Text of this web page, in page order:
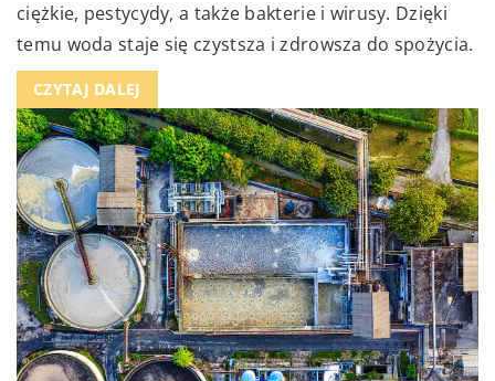
ciężkie, pestycydy, a także bakterie i wirusy. Dzięki
temu woda staje się czystsza i zdrowsza do spożycia.
CZYTAJ DALEJ